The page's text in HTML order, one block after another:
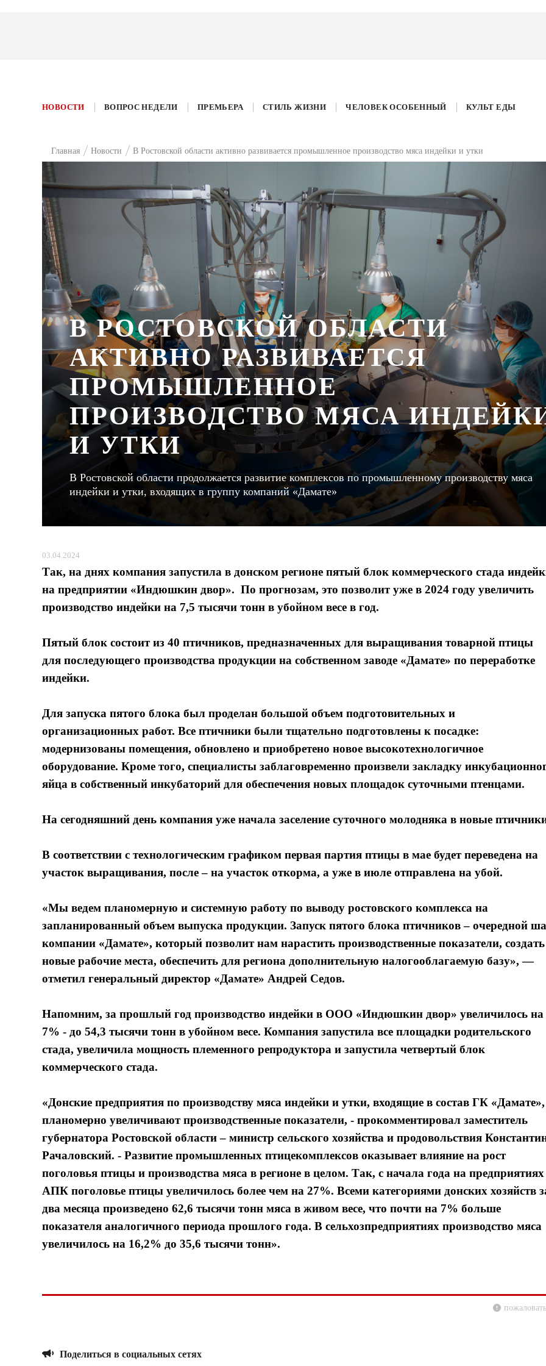
НОВОСТИ ВОПРОС НЕДЕЛИ ПРЕМЬЕРА СТИЛЬ ЖИЗНИ ЧЕЛОВЕК ОСОБЕННЫЙ КУЛЬТ ЕДЫ
Главная Новости В Ростовской области активно развивается промышленное производство мяса индейки и утки
В РОСТОВСКОЙ ОБЛАСТИ
АКТИВНО РАЗВИВАЕТСЯ
ПРОМЫШЛЕННОЕ
ПРОИЗВОДСТВО МЯСА
И УТКИ
В Ростовской области продолжается развитие комплексов по промышленному производству мяса
индейки и утки, входящих в группу компаний «Дамате»
03.04.2024
Так, на днях компания запустила в донском регионе пятый блок коммерческого стада
на предприятии «Индюшкин двор». По прогнозам, это позволит уже в 2024 году увеличить
производство индейки на 7,5 тысячи тонн в убойном весе в год.
Пятый блок состоит из 40 птичников, предназначенных для выращивания товарной птицы
для последующего производства продукции на собственном заводе «Дамате» по переработке
индейки.
Для запуска пятого блока был проделан большой объем подготовительных и
организационных работ. Все птичники были тщательно подготовлены к посадке:
модернизованы помещения, обновлено и приобретено новое высокотехнологичное
оборудование. Кроме того, специалисты заблаговременно произвели закладку
яйца в собственный инкубаторий для обеспечения новых площадок суточными птенцами.
На сегодняшний день компания уже начала заселение суточного молодняка в новые
В соответствии с технологическим графиком первая партия птицы в мае будет переведена на
участок выращивания, после – на участок откорма, а уже в июле отправлена на убой.
«Мы ведем планомерную и системную работу по выводу ростовского комплекса на
запланированный объем выпуска продукции. Запуск пятого блока птичников – очередной
компании «Дамате», который позволит нам нарастить производственные показатели, создать
новые рабочие места, обеспечить для региона дополнительную налогооблагаемую базу», —
отметил генеральный директор «Дамате» Андрей Седов.
Напомним, за прошлый год производство индейки в ООО «Индюшкин двор» увеличилось на
7% - до 54,3 тысячи тонн в убойном весе. Компания запустила все площадки родительского
стада, увеличила мощность племенного репродуктора и запустила четвертый блок
коммерческого стада.
«Донские предприятия по производству мяса индейки и утки, входящие в состав ГК «Дамате»,
планомерно увеличивают производственные показатели, - прокомментировал заместитель
губернатора Ростовской области – министр сельского хозяйства и продовольствия
Рачаловский. - Развитие промышленных птицекомплексов оказывает влияние на рост
поголовья птицы и производства мяса в регионе в целом. Так, с начала года на предприятиях
АПК поголовье птицы увеличилось более чем на 27%. Всеми категориями донских хозяйств
два месяца произведено 62,6 тысячи тонн мяса в живом весе, что почти на 7% больше
показателя аналогичного периода прошлого года. В сельхозпредприятиях производство мяса
увеличилось на 16,2% до 35,6 тысячи тонн».
Поделиться в социальных сетях